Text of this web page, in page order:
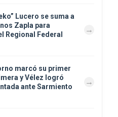
Lucero se suma a
Zapla para
Regional Federal
marcó su primer
y Vélez logró
ante Sarmiento